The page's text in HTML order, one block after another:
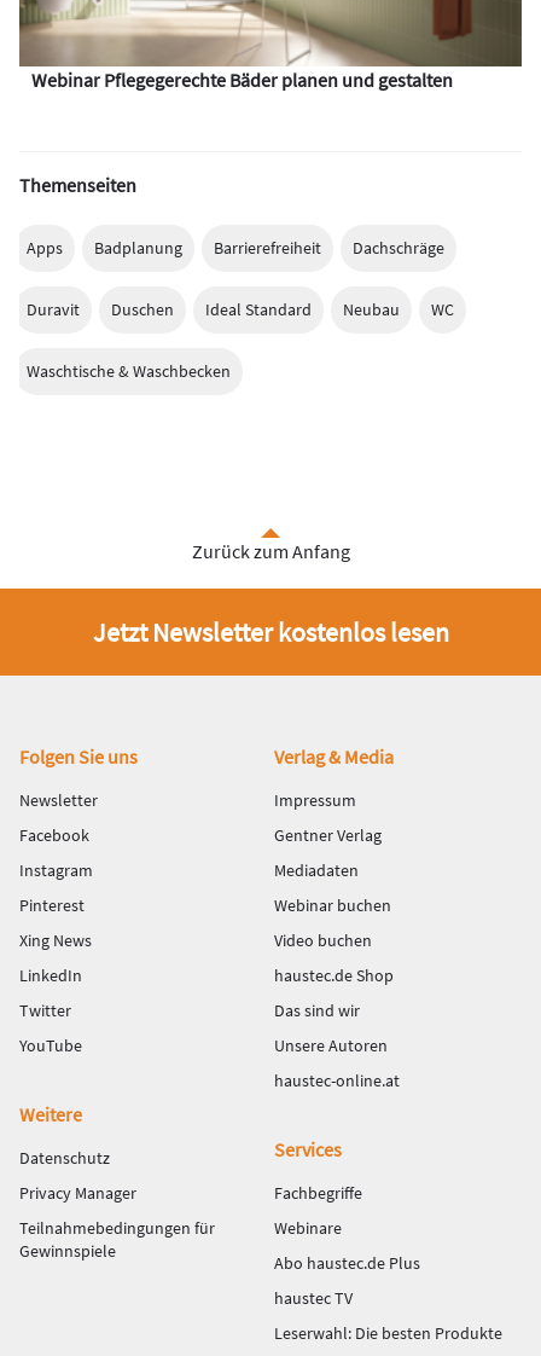
Webinar Pflegegerechte Bäder planen und gestalten
Themenseiten
Apps Badplanung Barrierefreiheit Dachschräge
Duravit Duschen Ideal Standard Neubau WC
Waschtische & Waschbecken
Zurück zum Anfang
Jetzt Newsletter kostenlos lesen
Fußbereich
Folgen Sie uns
Newsletter
Facebook
Instagram
Pinterest
Xing News
LinkedIn
Twitter
YouTube
Verlag & Media
Impressum
Gentner Verlag
Mediadaten
Webinar buchen
Video buchen
haustec.de Shop
Das sind wir
Unsere Autoren
haustec-online.at
Weitere
Datenschutz
Privacy Manager
Teilnahmebedingungen für
Gewinnspiele
Services
Fachbegriffe
Webinare
Abo haustec.de Plus
haustec TV
Leserwahl: Die besten Produkte